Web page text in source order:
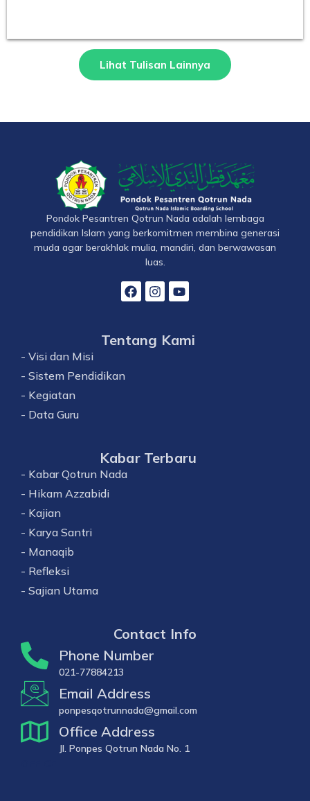
Lihat Tulisan Lainnya
Pondok Pesantren Qotrun Nada adalah lembaga
pendidikan Islam yang berkomitmen membina generasi
muda agar berakhlak mulia, mandiri, dan berwawasan
luas.
Tentang Kami
- Visi dan Misi
- Sistem Pendidikan
- Kegiatan
- Data Guru
Kabar Terbaru
- Kabar Qotrun Nada
- Hikam Azzabidi
- Kajian
- Karya Santri
- Manaqib
- Refleksi
- Sajian Utama
Contact Info
Phone Number
021-77884213
Email Address
ponpesqotrunnada@gmail.com
Office Address
Jl. Ponpes Qotrun Nada No. 1